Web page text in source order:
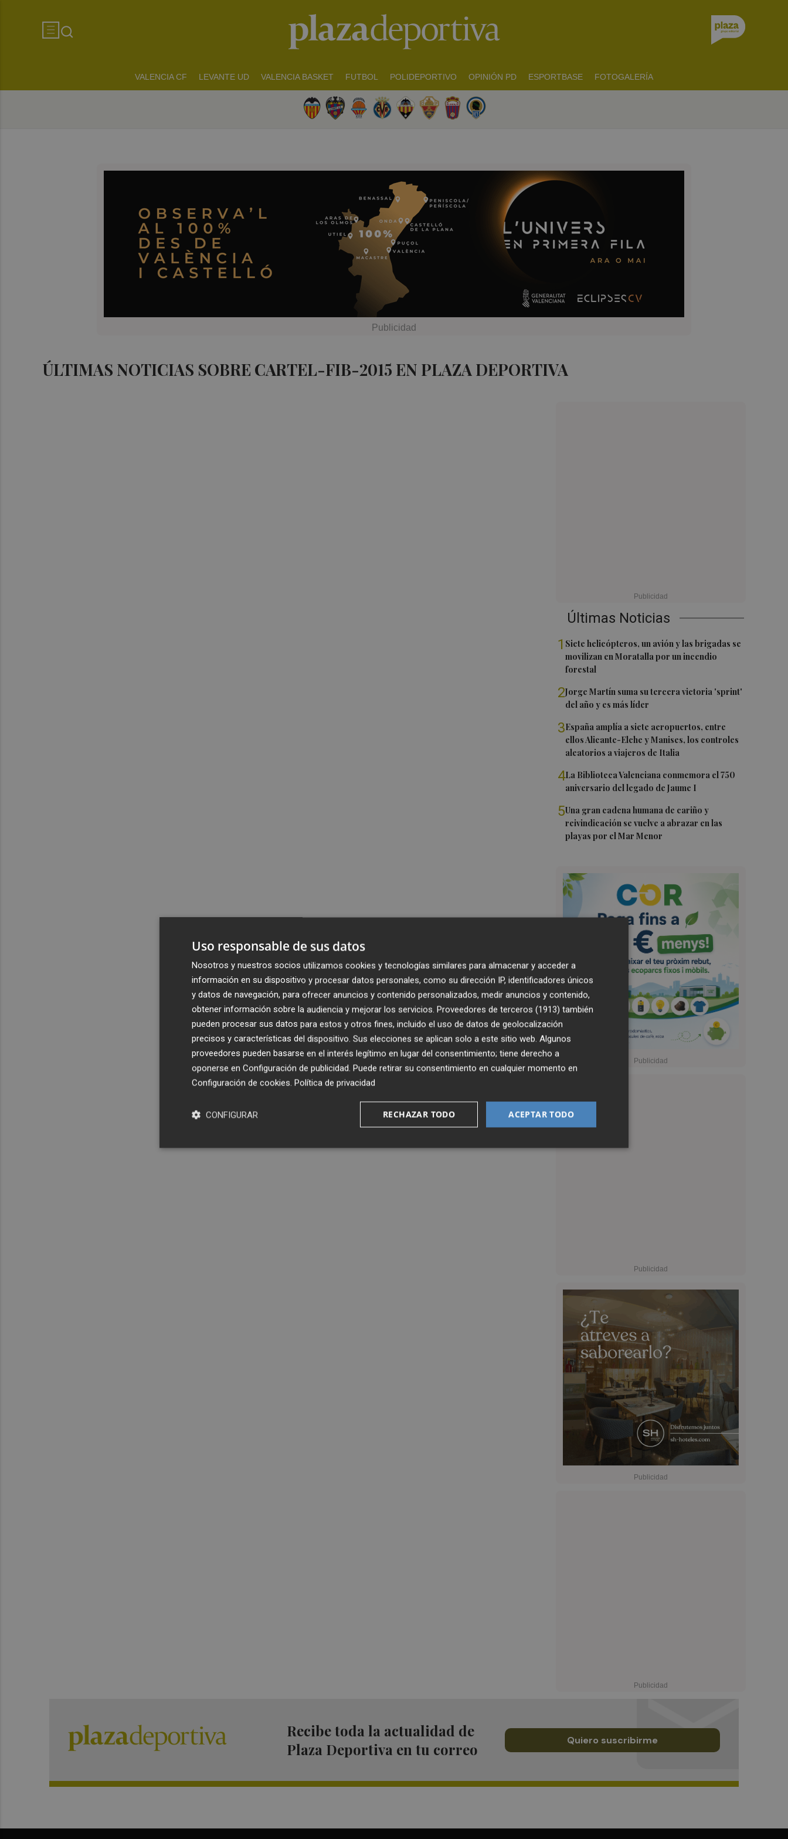
VALENCIA CF LEVANTE UD VALENCIA BASKET FUTBOL POLIDEPORTIVO OPINIÓN PD ESPORTBASE FOTOGALERÍA
ÚLTIMAS NOTICIAS SOBRE CARTEL-FIB-2015 EN PLAZA DEPORTIVA
Últimas Noticias
1 Siete helicópteros, un avión y las brigadas se
movilizan en Moratalla por un incendio
forestal
2Jorge Martín suma su tercera victoria 'sprint'
del año y es más líder
3España amplía a siete aeropuertos, entre
ellos Alicante-Elche y Manises, los controles
aleatorios a viajeros de Italia
4La Biblioteca Valenciana conmemora el 750
aniversario del legado de Jaume I
5Una gran cadena humana de cariño y
reivindicación se vuelve a abrazar en las
playas por el Mar Menor
Recibe toda la actualidad de
Plaza Deportiva en tu correo
Quiero suscribirme
Uso responsable de sus datos
Nosotros y nuestros socios utilizamos cookies y tecnologías similares para almacenar y acceder a
información en su dispositivo y procesar datos personales, como su dirección IP, identificadores únicos
y datos de navegación, para ofrecer anuncios y contenido personalizados, medir anuncios y contenido,
obtener información sobre la audiencia y mejorar los servicios. Proveedores de terceros (1913) también
pueden procesar sus datos para estos y otros fines, incluido el uso de datos de geolocalización
precisos y características del dispositivo. Sus elecciones se aplican solo a este sitio web. Algunos
proveedores pueden basarse en el interés legítimo en lugar del consentimiento; tiene derecho a
oponerse en Configuración de publicidad. Puede retirar su consentimiento en cualquier momento en
Configuración de cookies. Política de privacidad
ACEPTAR TODO
RECHAZAR TODO
CONFIGURAR